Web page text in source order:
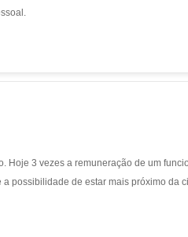
Hoje 3 vezes a remuneração de um
a possibilidade de estar mais próximo da